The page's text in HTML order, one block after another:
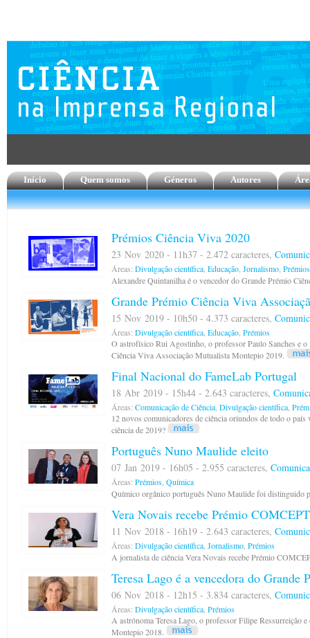
Início Quem somos Géneros Autores
Prémios Ciência Viva 2020
23 Nov 2020 - 11h37 - 2.472 caracteres,
Áreas: Divulgação científica Educação Jornalismo Prémios
Alexandre Quintanilha é o vencedor do Grande Prémio
Grande Prémio Ciência Viva
15 Nov 2019 - 10h50 - 4.373 caracteres,
Áreas: Divulgação científica Educação Prémios
O astrofísico Rui Agostinho, o professor Paulo Sanches e
Ciência Viva Associação Mutualista Montepio 2019.
Final Nacional do FameLab Portugal
18 Abr 2019 - 15h44 - 2.643 caracteres,
Áreas: Comunicação de Ciência Divulgação científica
12 novos comunicadores de ciência oriundos de todo o
ciência de 2019?
Português Nuno Maulide eleito
07 Jan 2019 - 16h05 - 2.955 caracteres,
Áreas: Prémios Química
Químico orgânico português Nuno Maulide foi distinguido
Vera Novais recebe Prémio
11 Nov 2018 - 16h19 - 2.643 caracteres,
Áreas: Divulgação científica Jornalismo Prémios
A jornalista de ciência Vera Novais recebe Prémio
Teresa Lago é a vencedora do
06 Nov 2018 - 12h15 - 3.834 caracteres,
Áreas: Divulgação científica Prémios
A astrónoma Teresa Lago, o professor Filipe Ressurreição
Montepio 2018.